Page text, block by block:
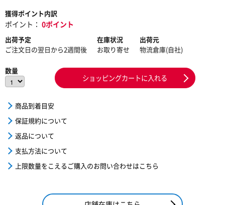
獲得ポイント内訳
ポイント： 0ポイント
出荷予定
ご注文日の翌日から2週間後
在庫状況
お取り寄せ
出荷元
物流倉庫(自社)
数量
ショッピングカートに入れる
商品到着目安
保証規約について
返品について
支払方法について
上限数量をこえるご購入のお問い合わせはこちら